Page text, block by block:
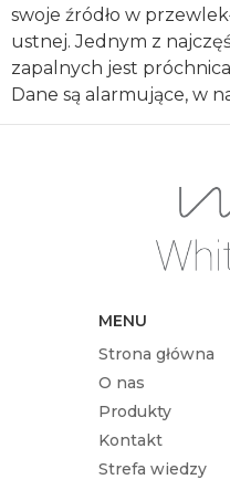
swoje źródło w
ustnej. Jednym z
zapalnych jest
Dane są alarmujące, w
MENU
Strona główna
O nas
Produkty
Kontakt
Strefa wiedzy